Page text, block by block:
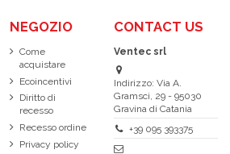
NEGOZIO
Come
acquistare
Ecoincentivi
Diritto di
recesso
Recesso ordine
Privacy policy
CONTACT US
Ventec srl
Indirizzo: Via A.
Gramsci, 29 - 95030
Gravina di Catania
+39 095 393375